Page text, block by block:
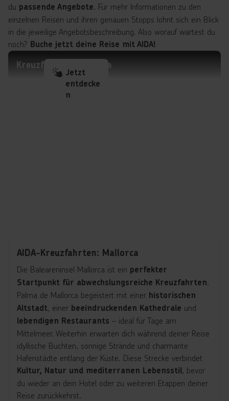
du passende Angebote. Für mehr Informationen zu den
einzelnen Reisen und ihren genauen Stopps lohnt sich ein Blick
in die jeweilige Angebotsbeschreibung. Also worauf wartest du
noch? Buche jetzt deine Reise mit AIDA!
Kreuzfahrten Mallorca
Jetzt
entdecke
n
AIDA-Kreuzfahrten: Mallorca
Die Baleareninsel Mallorca ist ein perfekter
Startpunkt für abwechslungsreiche Kreuzfahrten.
Palma de Mallorca begeistert mit einer historischen
Altstadt, einer beeindruckenden Kathedrale und
lebendigen Restaurants – ideal für Tage am
Mittelmeer. Weiterhin erwarten dich während deiner Reise
idyllische Buchten, sonnige Strände und charmante
Hafenstädte entlang der Küste. Diese Strecke verbindet
Kultur, Natur und mediterranen Lebensstil, bevor
du wieder an dein Hotel oder zu weiteren Etappen deiner
Reise zurückkehrst.